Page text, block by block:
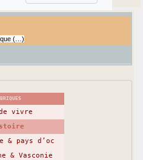
(…)
vivre
& pays d’oc
& Vasconie